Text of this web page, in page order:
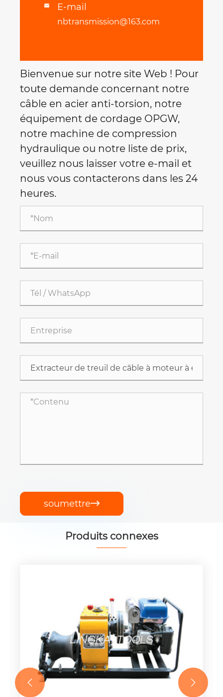
 E-mail
nbtransmission@163.com
Bienvenue sur notre site Web ! Pour
toute demande concernant notre
câble en acier anti-torsion, notre
équipement de cordage OPGW,
notre machine de compression
hydraulique ou notre liste de prix,
veuillez nous laisser votre e-mail et
nous vous contacterons dans les 24
heures.
soumettre
Produits connexes
 